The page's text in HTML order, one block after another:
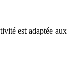
est adaptée aux